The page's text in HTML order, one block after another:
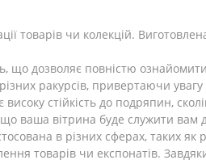
товарів чи колекцій.
що дозволяє повністю
ракурсів, привертаючи увагу
стійкість до подряпин,
ваша вітрина буде служити вам
в різних сферах, таких як
товарів чи експонатів.